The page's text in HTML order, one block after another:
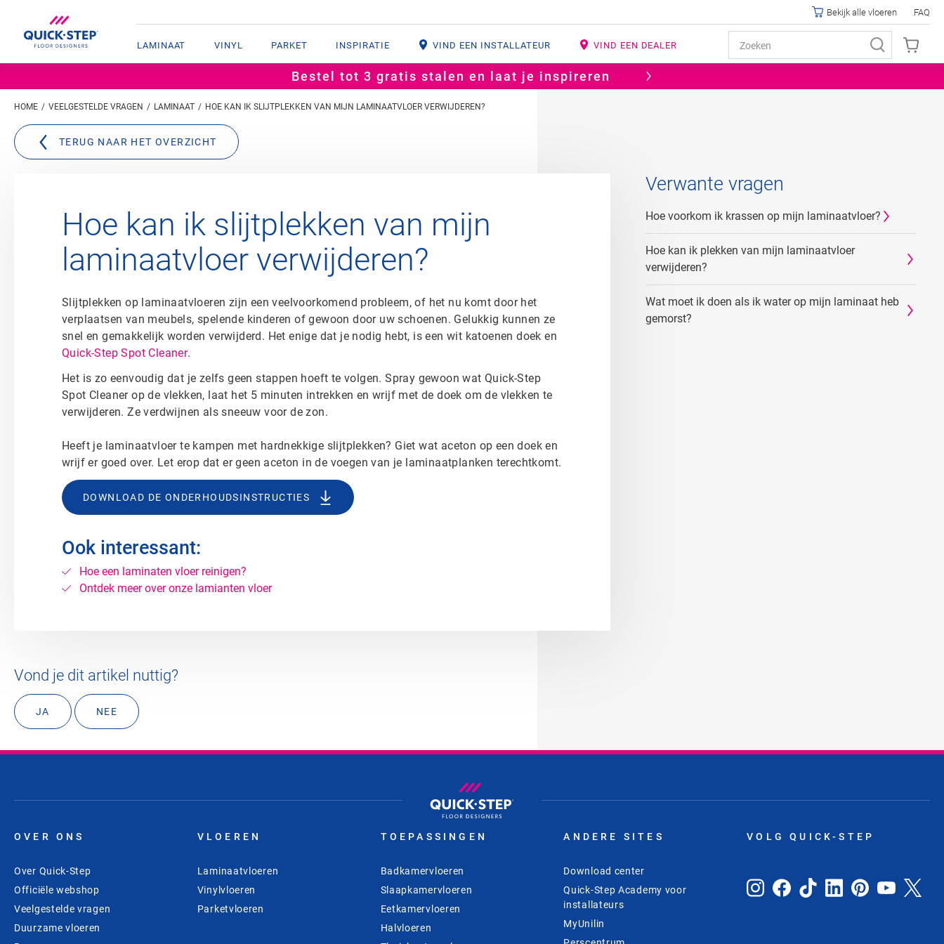
LAMINAAT VINYL PARKET INSPIRATIE VIND EEN INSTALLATEUR VIND EEN DEALER
Bekijk alle vloeren FAQ
Bestel tot 3 gratis stalen en laat je inspireren
HOME VEELGESTELDE VRAGEN LAMINAAT HOE KAN IK SLIJTPLEKKEN VAN MIJN LAMINAATVLOER VERWIJDEREN?
TERUG NAAR HET OVERZICHT
Hoe kan ik slijtplekken van mijn
laminaatvloer verwijderen?
Slijtplekken op laminaatvloeren zijn een veelvoorkomend probleem, of het nu komt door het
verplaatsen van meubels, spelende kinderen of gewoon door uw schoenen. Gelukkig kunnen ze
snel en gemakkelijk worden verwijderd. Het enige dat je nodig hebt, is een wit katoenen doek en
Quick-Step Spot Cleaner.
Het is zo eenvoudig dat je zelfs geen stappen hoeft te volgen. Spray gewoon wat Quick-Step
Spot Cleaner op de vlekken, laat het 5 minuten intrekken en wrijf met de doek om de vlekken te
verwijderen. Ze verdwijnen als sneeuw voor de zon.
Heeft je laminaatvloer te kampen met hardnekkige slijtplekken? Giet wat aceton op een doek en
wrijf er goed over. Let erop dat er geen aceton in de voegen van je laminaatplanken terechtkomt.
DOWNLOAD DE ONDERHOUDSINSTRUCTIES
Ook interessant:
Hoe een laminaten vloer reinigen?
Ontdek meer over onze lamianten vloer
Vond je dit artikel nuttig?
JA NEE
Verwante vragen
Hoe voorkom ik krassen op mijn laminaatvloer?
Hoe kan ik plekken van mijn laminaatvloer
verwijderen?
Wat moet ik doen als ik water op mijn laminaat heb
gemorst?
OVER ONS
Over Quick-Step
Officiële webshop
Veelgestelde vragen
Duurzame vloeren
VLOEREN
Laminaatvloeren
Vinylvloeren
Parketvloeren
TOEPASSINGEN
Badkamervloeren
Slaapkamervloeren
Eetkamervloeren
Halvloeren
ANDERE SITES
Download center
Quick-Step Academy voor
installateurs
MyUnilin
VOLG QUICK-STEP